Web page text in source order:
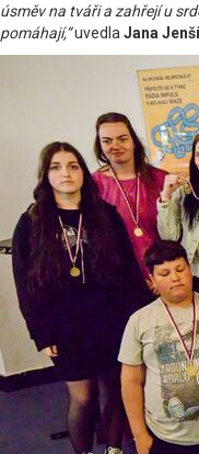
úsměv na tváři a zahřejí u
pomáhají,“uvedla Jana